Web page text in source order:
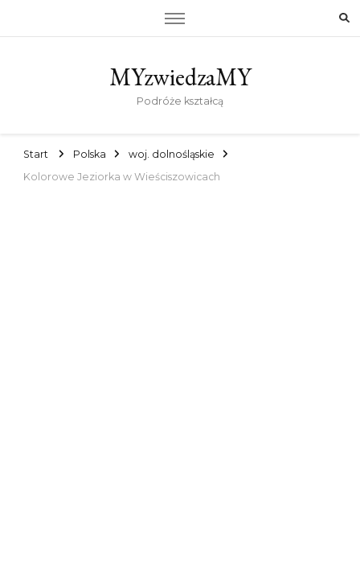
MYzwiedzaMY
Podróże kształcą
Start Polska
woj. dolnośląskie
Kolorowe Jeziorka w Wieściszowicach